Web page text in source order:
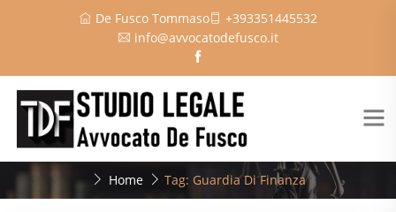
De Fusco Tommaso
+393351445532
info@avvocatodefusco.it
Home Tag: Guardia Di Finanza